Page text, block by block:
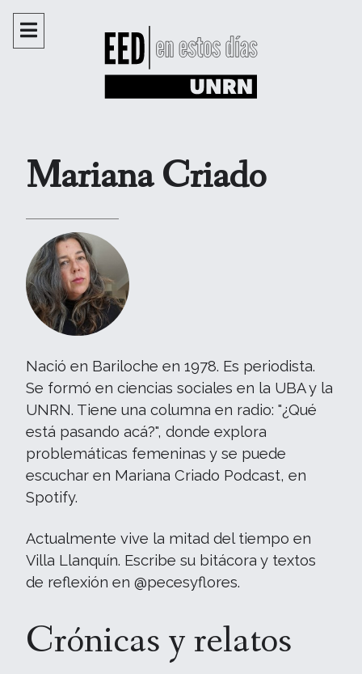
Mariana Criado
Nació en Bariloche en 1978. Es periodista.
Se formó en ciencias sociales en la UBA y la
UNRN. Tiene una columna en radio: "¿Qué
está pasando acá?", donde explora
problemáticas femeninas y se puede
escuchar en Mariana Criado Podcast, en
Spotify.
Actualmente vive la mitad del tiempo en
Villa Llanquín. Escribe su bitácora y textos
de reflexión en @pecesyflores.
Crónicas y relatos